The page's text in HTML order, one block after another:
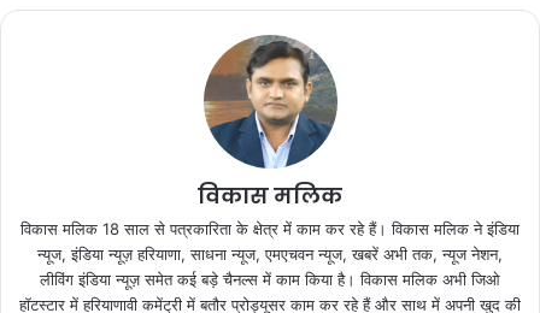
विकास मलिक
विकास मलिक 18 साल से पत्रकारिता के क्षेत्र में काम कर रहे हैं। विकास मलिक ने इंडिया
न्यूज, इंडिया न्यूज़ हरियाणा, साधना न्यूज, एमएचवन न्यूज, खबरें अभी तक, न्यूज नेशन,
लीविंग इंडिया न्यूज़ समेत कई बड़े चैनल्स में काम किया है। विकास मलिक अभी जिओ
हॉटस्टार में हरियाणावी कमेंट्री में बतौर प्रोड्यूसर काम कर रहे हैं और साथ में अपनी खुद की